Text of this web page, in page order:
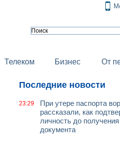
Телеком Бизнес От
Последние новости
23:29
При утере паспорта
рассказали, как
личность до получения
документа